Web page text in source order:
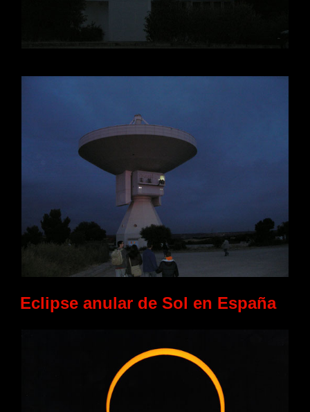
Eclipse anular de Sol en España